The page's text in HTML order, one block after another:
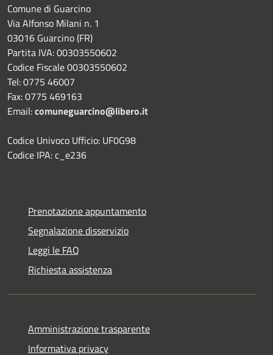
Comune di Guarcino
Via Alfonso Milani n. 1
03016 Guarcino (FR)
Partita IVA: 00303550602
Codice Fiscale 00303550602
Tel: 0775 46007
Fax: 0775 469163
Email:comuneguarcino@libero.it
Codice Univoco Ufficio: UF0G98
Codice IPA: c_e236
Prenotazione appuntamento
Segnalazione disservizio
Leggi le FAQ
Richiesta assistenza
Amministrazione trasparente
Informativa privacy